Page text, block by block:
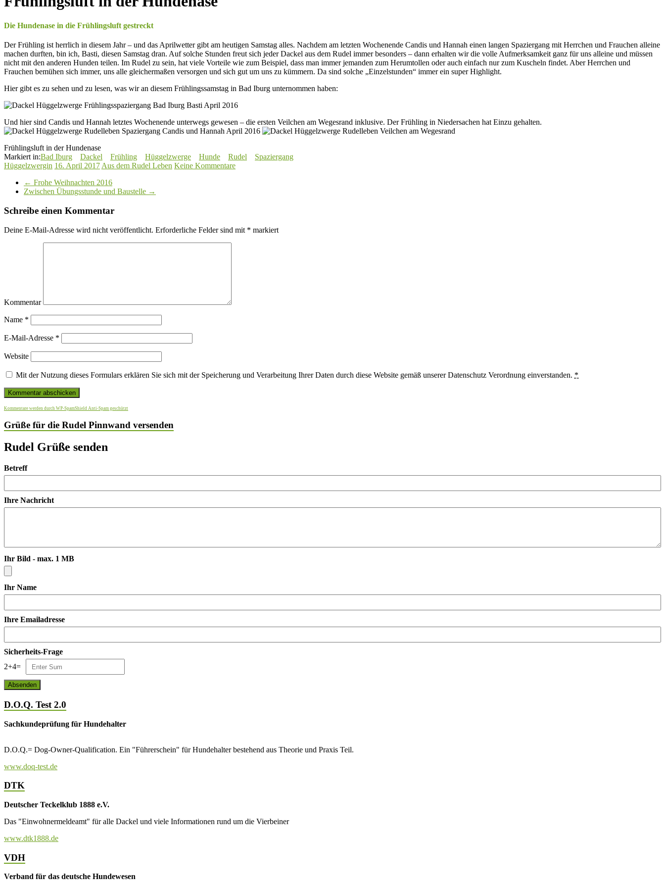
Die Hundenase in die Frühlingsluft gestreckt
Der Frühling ist herrlich in diesem Jahr – und das Aprilwetter gibt am heutigen Samstag alles. Nachdem am letzten Wochenende Candis und Hannah einen langen Spaziergang mit Herrchen und Frauchen alleine
machen durften, bin ich, Basti, diesen Samstag dran. Auf solche Stunden freut sich jeder Dackel aus dem Rudel immer besonders – dann erhalten wir die volle Aufmerksamkeit ganz für uns alleine und müssen
nicht mit den anderen Hunden teilen. Im Rudel zu sein, hat viele Vorteile wie zum Beispiel, dass man immer jemanden zum Herumtollen oder auch einfach nur zum Kuscheln findet. Aber Herrchen und
Frauchen bemühen sich immer, uns alle gleichermaßen versorgen und sich gut um uns zu kümmern. Da sind solche „Einzelstunden“ immer ein super Highlight.
Hier gibt es zu sehen und zu lesen, was wir an diesem Frühlingssamstag in Bad Iburg unternommen haben:
Und hier sind Candis und Hannah letztes Wochenende unterwegs gewesen – die ersten Veilchen am Wegesrand inklusive. Der Frühling in Niedersachen hat Einzu gehalten.
Frühlingsluft in der Hundenase
Markiert in:Bad Iburg Dackel Frühling Hüggelzwerge Hunde Rudel
Spaziergang
Hüggelzwergin 16. April 2017 Aus dem Rudel Leben Keine Kommentare
← Frohe Weihnachten 2016
Zwischen Übungsstunde und Baustelle →
Schreibe einen Kommentar
Deine E-Mail-Adresse wird nicht veröffentlicht. Erforderliche Felder sind mit * markiert
Kommentar
Name *
E-Mail-Adresse *
Website
Mit der Nutzung dieses Formulars erklären Sie sich mit der Speicherung und Verarbeitung Ihrer Daten durch diese Website gemäß unserer Datenschutz Verordnung einverstanden. *
Kommentare werden durch WP-SpamShield Anti-Spam geschützt
Grüße für die Rudel Pinnwand versenden
Rudel Grüße senden
Betreff
Ihre Nachricht
Ihr Bild - max. 1 MB
Ihr Name
Ihre Emailadresse
Sicherheits-Frage
2+4=
D.O.Q. Test 2.0
Sachkundeprüfung für Hundehalter
D.O.Q.= Dog-Owner-Qualification. Ein "Führerschein" für Hundehalter bestehend aus Theorie und Praxis Teil.
www.doq-test.de
DTK
Deutscher Teckelklub 1888 e.V.
Das "Einwohnermeldeamt" für alle Dackel und viele Informationen rund um die Vierbeiner
www.dtk1888.de
VDH
Verband für das deutsche Hundewesen